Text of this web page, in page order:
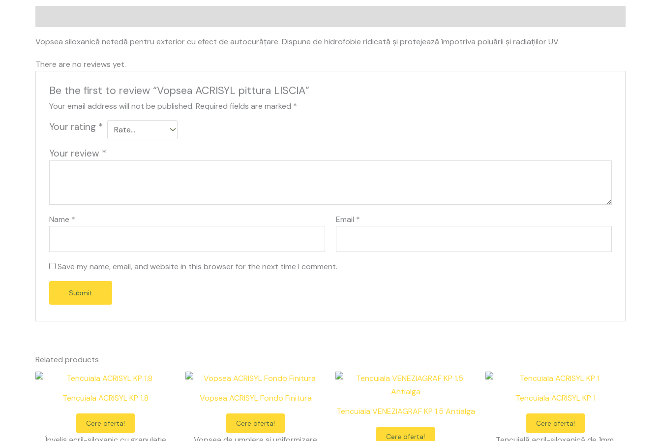
Vopsea siloxanică netedă pentru exterior cu efect de autocurățare. Dispune de hidrofobie ridicată și protejează împotriva poluării și radiațiilor UV.
There are no reviews yet.
Be the first to review “Vopsea ACRISYL pittura LISCIA”
Your email address will not be published. Required fields are marked *
Your rating *
Your review *
Name * Email *
Save my name, email, and website in this browser for the next time I comment.
Related products
Tencuiala ACRISYL KP 1.8
Cere oferta!
Vopsea ACRISYL Fondo Finitura
Cere oferta!
Tencuiala VENEZIAGRAF KP 1.5 Antialga
Cere oferta!
Tencuiala ACRISYL KP 1
Cere oferta!